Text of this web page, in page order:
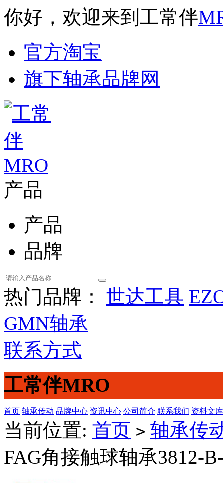
你好，欢迎来到工常伴
官方淘宝
旗下轴承品牌网
产品
产品
品牌
热门品牌： 世达工具
GMN轴承
联系方式
工常伴MRO
首页 轴承传动 品牌中心 资讯中心 公司简介 联系我们 资料文库
当前位置: 首页 > 轴承传
FAG角接触球轴承3812-